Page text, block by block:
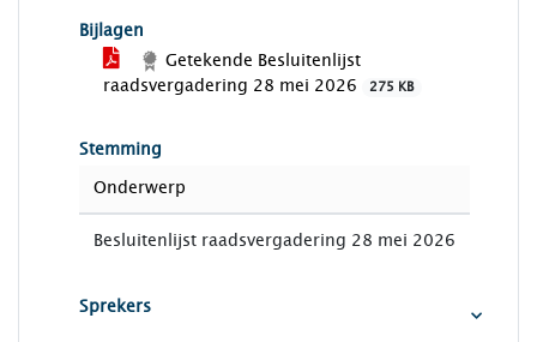
Bijlagen
Getekende Besluitenlijst
raadsvergadering 28 mei 2026
275 KB
Stemming
Onderwerp
Besluitenlijst raadsvergadering 28 mei 2026
Sprekers